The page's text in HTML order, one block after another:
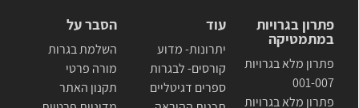
פתרון בגרויות
במתמטיקה
פתרון מלא בגרויות
001-007
פתרון מלא בגרויות
עוד
יתרונות- מדוע
קורסים- לבגרות
ספרים דגיטליים
הסבר על
השלמת בגרות
מורה פרטי
תקנון האתר